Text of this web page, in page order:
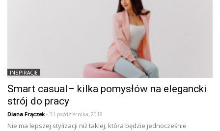
INSPIRACJE
Smart casual– kilka pomysłów na elegancki
strój do pracy
Diana Frączek- 31 października, 2019
Nie ma lepszej stylizacji niż takiej, która będzie jednocześnie